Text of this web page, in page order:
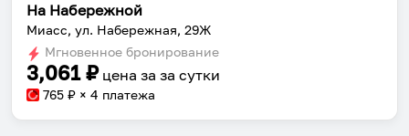
На Набережной
Миасс, ул. Набережная, 29Ж
Мгновенное бронирование
3,061₽ цена за за сутки
765 ₽ × 4 платежа